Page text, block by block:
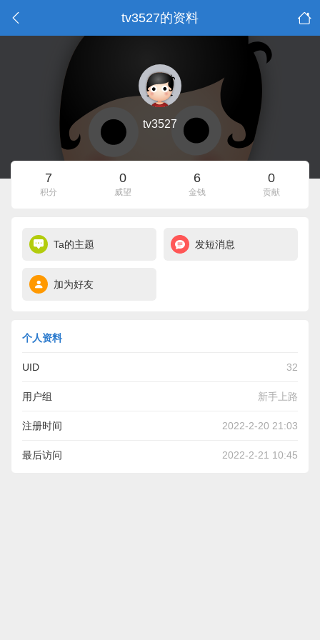
tv3527的资料
tv3527
7
积分
0
威望
6
金钱
0
贡献
Ta的主题 发短消息
加为好友
个人资料
UID 32
用户组 新手上路
注册时间 2022-2-20 21:03
最后访问 2022-2-21 10:45